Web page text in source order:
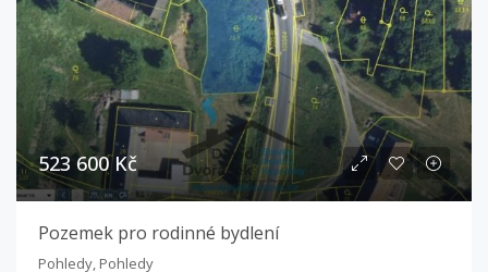
523 600 Kč
Pozemek pro rodinné bydlení
Pohledy, Pohledy